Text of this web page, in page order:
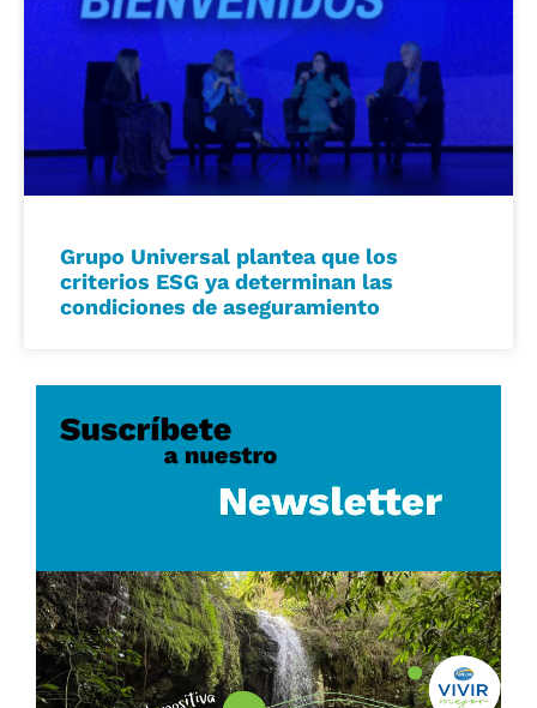
Grupo Universal plantea que los
criterios ESG ya determinan las
condiciones de aseguramiento